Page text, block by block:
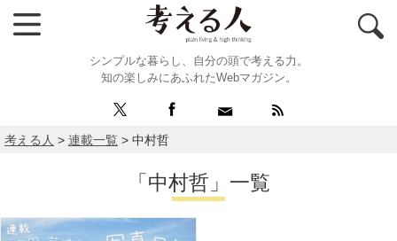
シンプルな暮らし、自分の頭で考える力。
知の楽しみにあふれたWebマガジン。
考える人 > 連載一覧 > 中村哲
「中村哲」一覧